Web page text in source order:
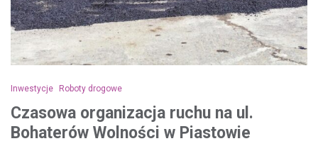
Inwestycje Roboty drogowe
Czasowa organizacja ruchu na ul.
Bohaterów Wolności w Piastowie